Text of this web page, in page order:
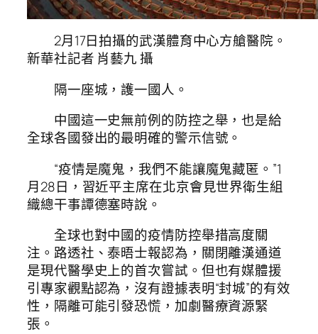
2月17日拍攝的武漢體育中心方艙醫院。
新華社記者 肖藝九 攝
隔一座城，護一國人。
中國這一史無前例的防控之舉，也是給
全球各國發出的最明確的警示信號。
“疫情是魔鬼，我們不能讓魔鬼藏匿。”1
月28日，習近平主席在北京會見世界衛生組
織總干事譚德塞時說。
全球也對中國的疫情防控舉措高度關
注。路透社、泰晤士報認為，關閉離漢通道
是現代醫學史上的首次嘗試。但也有媒體援
引專家觀點認為，沒有證據表明“封城”的有效
性，隔離可能引發恐慌，加劇醫療資源緊
張。